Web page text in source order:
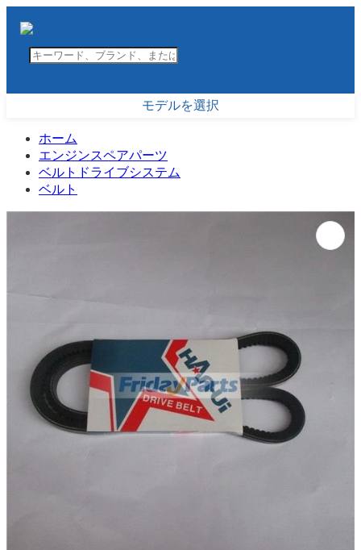
モデルを選択
ホーム
エンジンスペアパーツ
ベルトドライブシステム
ベルト